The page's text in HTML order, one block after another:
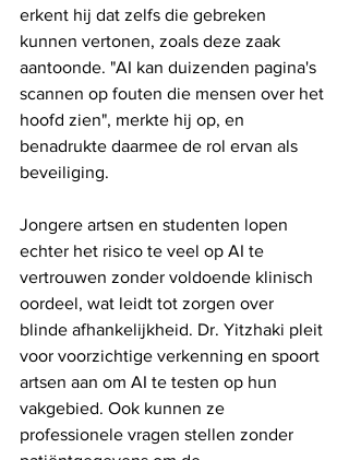
erkent hij dat zelfs die gebreken
kunnen vertonen, zoals deze zaak
aantoonde. "AI kan duizenden pagina's
scannen op fouten die mensen over het
hoofd zien", merkte hij op, en
benadrukte daarmee de rol ervan als
beveiliging.
Jongere artsen en studenten lopen
echter het risico te veel op AI te
vertrouwen zonder voldoende klinisch
oordeel, wat leidt tot zorgen over
blinde afhankelijkheid. Dr. Yitzhaki pleit
voor voorzichtige verkenning en spoort
artsen aan om AI te testen op hun
vakgebied. Ook kunnen ze
professionele vragen stellen zonder